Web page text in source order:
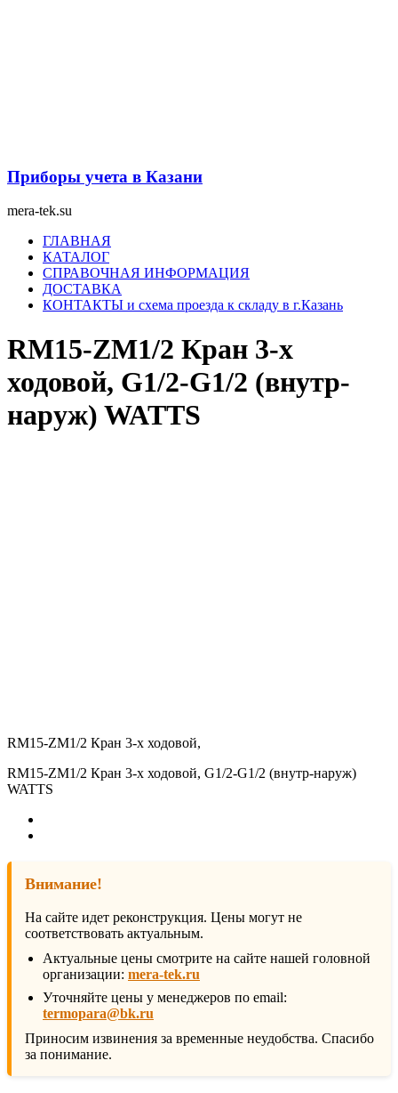
Приборы учета в Казани
mera-tek.su
МенюГЛАВНАЯ
КАТАЛОГ
СПРАВОЧНАЯ ИНФОРМАЦИЯ
ДОСТАВКА
КОНТАКТЫ и схема проезда к складу в г.Казань
RM15-ZM1/2 Кран 3-х
ходовой, G1/2-G1/2 (внутр-
наруж) WATTS
RM15-ZM1/2 Кран 3-х ходовой,
RM15-ZM1/2 Кран 3-х ходовой, G1/2-G1/2 (внутр-наруж)
WATTS
Внимание!
На сайте идет реконструкция. Цены могут не
соответствовать актуальным.
Актуальные цены смотрите на сайте нашей головной
организации: mera-tek.ru
Уточняйте цены у менеджеров по email:
termopara@bk.ru
Приносим извинения за временные неудобства. Спасибо
за понимание.